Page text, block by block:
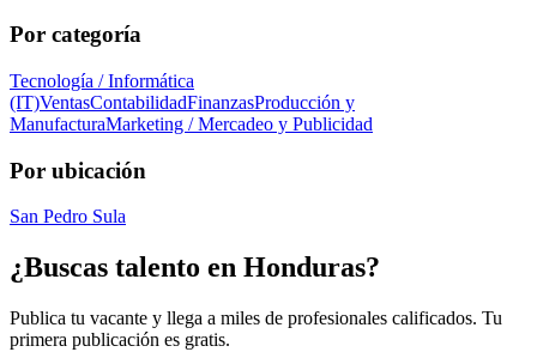
Por categoría
Tecnología / Informática
(IT)VentasContabilidadFinanzasProducción y
ManufacturaMarketing / Mercadeo y Publicidad
Por ubicación
San Pedro Sula
¿Buscas talento en Honduras?
Publica tu vacante y llega a miles de profesionales calificados. Tu
primera publicación es gratis.